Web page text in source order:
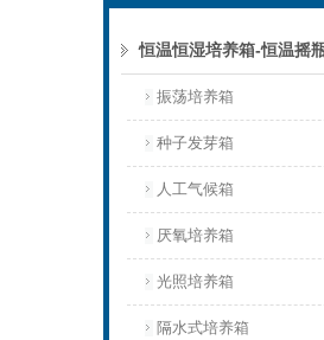
恒温恒湿培养箱-恒温摇
振荡培养箱
种子发芽箱
人工气候箱
厌氧培养箱
光照培养箱
隔水式培养箱